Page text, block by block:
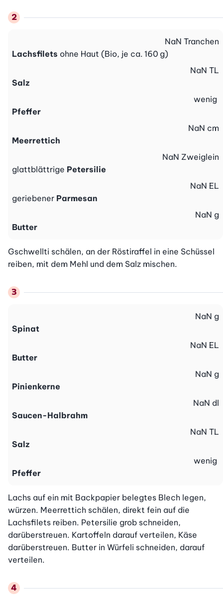
Lachsfilets ohne Haut (Bio, je ca. 160 g)
NaN Tranchen
Salz
NaN TL
Pfeffer
wenig
Meerrettich
NaN cm
glattblättrige Petersilie
NaN Zweiglein
geriebener Parmesan
NaN EL
Butter
NaN g
Gschwellti schälen, an der Röstiraffel in eine Schüssel
reiben, mit dem Mehl und dem Salz mischen.
Spinat
NaN g
Butter
NaN EL
Pinienkerne
NaN g
Saucen-Halbrahm
NaN dl
Salz
NaN TL
Pfeffer
wenig
Lachs auf ein mit Backpapier belegtes Blech legen,
würzen. Meerrettich schälen, direkt fein auf die
Lachsfilets reiben. Petersilie grob schneiden,
darüberstreuen. Kartoffeln darauf verteilen, Käse
darüberstreuen. Butter in Würfeli schneiden, darauf
verteilen.